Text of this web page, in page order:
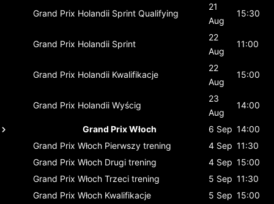
Grand Prix Holandii Sprint Qualifying
21
Aug
15:30
Grand Prix Holandii Sprint
22
Aug
11:00
Grand Prix Holandii Kwalifikacje
22
Aug
15:00
Grand Prix Holandii Wyścig
23
Aug
14:00
Grand Prix Włoch 6 Sep 14:00
Grand Prix Włoch Pierwszy trening 4 Sep 11:30
Grand Prix Włoch Drugi trening 4 Sep 15:00
Grand Prix Włoch Trzeci trening 5 Sep 11:30
Grand Prix Włoch Kwalifikacje 5 Sep 15:00